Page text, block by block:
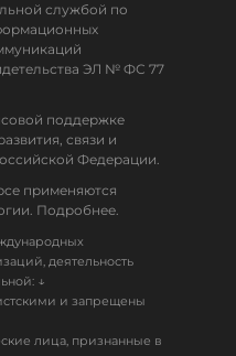
службой по
ЭЛ № ФС 77
поддержке
связи и
Федерации.
применяются
Подробнее.
деятельность
↓
и запрещены
лица, признанные в